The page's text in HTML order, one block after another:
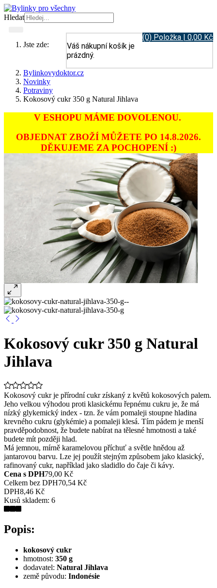
Hledat
(0) Položka | 0,00 Kč
Váš nákupní košík je
prázdný.
Jste zde:
Bylinkovydoktor.cz
Novinky
Potraviny
Kokosový cukr 350 g Natural Jihlava
V ESHOPU MÁME DOVOLENOU.
OBJEDNAT ZBOŽÍ MŮŽETE PO 14.8.2026.
DĚKUJEME ZA POCHOPENÍ :)
Kokosový cukr 350 g Natural
Jihlava
Kokosový cukr je přírodní cukr získaný z květů kokosových palem.
Jeho velkou výhodou proti klasickému řepnému cukru je, že má
nízký glykemický index - tzn. že vám pomaleji stoupne hladina
krevného cukru (glykémie) a pomaleji klesá. Tím pádem je menší
pravděpodobnost, že budete nabírat na tělesné hmotnosti a také
budete mít později hlad.
Má jemnou, mírně karamelovou příchuť a světle hnědou až
jantarovou barvu. Lze jej použít stejným způsobem jako klasický,
rafinovaný cukr, například jako sladidlo do čaje či kávy.
Cena s DPH79,00 Kč
Celkem bez DPH70,54 Kč
DPH8,46 Kč
Kusů skladem: 6
Popis:
kokosový cukr
hmotnost: 350 g
dodavatel: Natural Jihlava
země původu: Indonésie